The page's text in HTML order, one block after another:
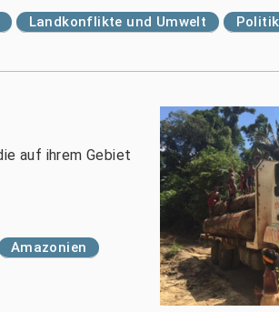
Landkonflikte und Umwelt
auf ihrem Gebiet
Amazonien